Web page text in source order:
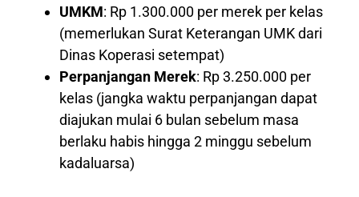
UMKM: Rp 1.300.000 per merek per kelas
(memerlukan Surat Keterangan UMK dari
Dinas Koperasi setempat)
Perpanjangan Merek: Rp 3.250.000 per
kelas (jangka waktu perpanjangan dapat
diajukan mulai 6 bulan sebelum masa
berlaku habis hingga 2 minggu sebelum
kadaluarsa)